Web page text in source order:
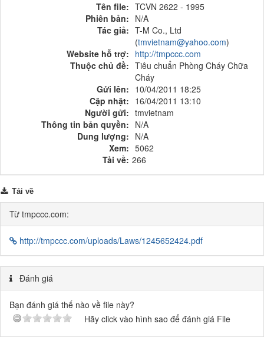
Tên file: TCVN 2622 - 1995
Phiên bản: N/A
Tác giả: T-M Co., Ltd
(tmvietnam@yahoo.com)
Website hỗ trợ: http://tmpccc.com
Thuộc chủ đề: Tiêu chuẩn Phòng Cháy Chữa
Cháy
Gửi lên: 10/04/2011 18:25
Cập nhật: 16/04/2011 13:10
Người gửi: tmvietnam
Thông tin bản quyền: N/A
Dung lượng: N/A
Xem: 5062
Tải về: 266
Tải về
Từ tmpccc.com:
http://tmpccc.com/uploads/Laws/1245652424.pdf
Đánh giá
Bạn đánh giá thế nào về file này?
Hãy click vào hình sao để đánh giá File